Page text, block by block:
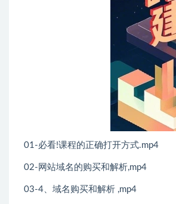
01-必看!课程的正确打开方式.mp4
02-网站域名的购买和解析,mp4
03-4、域名购买和解析 ,mp4